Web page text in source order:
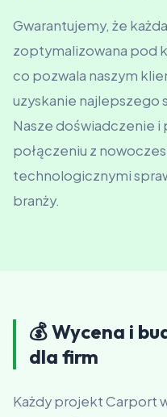
Gwarantujemy, że
zoptymalizowana pod
co pozwala naszym
uzyskanie najlepszego
Nasze doświadczenie i
połączeniu z
technologicznymi
branży.
💰 Wycena i
dla firm
Każdy projekt Carport